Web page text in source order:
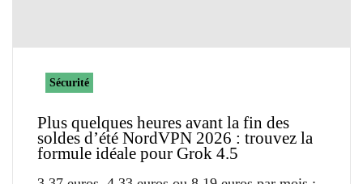
Sécurité
Plus quelques heures avant la fin des
soldes d’été NordVPN 2026 : trouvez la
formule idéale pour Grok 4.5